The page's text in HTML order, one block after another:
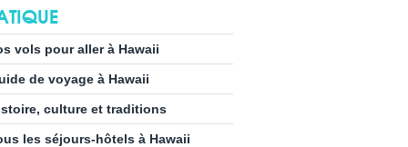
vols pour aller à Hawaii
de voyage à Hawaii
culture et traditions
les séjours-hôtels à Hawaii